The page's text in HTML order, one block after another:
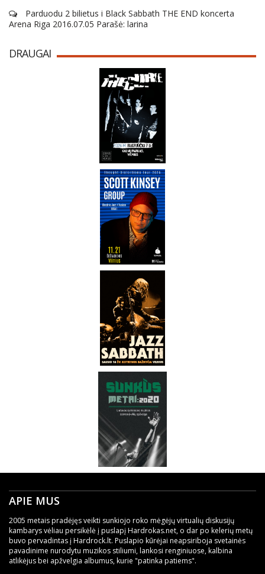
Parduodu 2 bilietus i Black Sabbath THE END koncerta
Arena Riga 2016.07.05 Parašė: larina
DRAUGAI
APIE MUS
2005 metais pradėjęs veikti sunkiojo roko mėgėjų virtualių diskusijų
kambarys vėliau persikėlė į puslapį Hardrokas.net, o dar po kelerių metų
buvo pervadintas į Hardrock.lt. Puslapio kūrėjai neapsiriboja svetainės
pavadinime nurodytu muzikos stiliumi, lankosi renginiuose, kalbina
atlikėjus bei apžvelgia albumus, kurie "patinka patiems".